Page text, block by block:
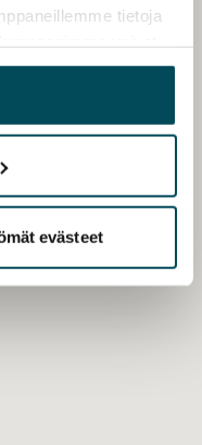
tietoja
joita olet antanut
heidän
evästeet